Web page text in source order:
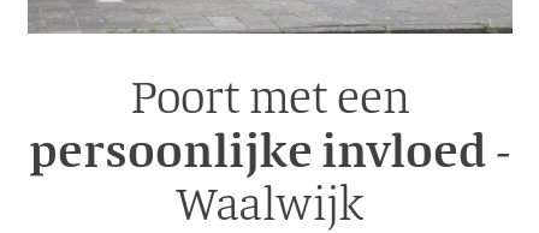
Poort met een
persoonlijke invloed-
Waalwijk